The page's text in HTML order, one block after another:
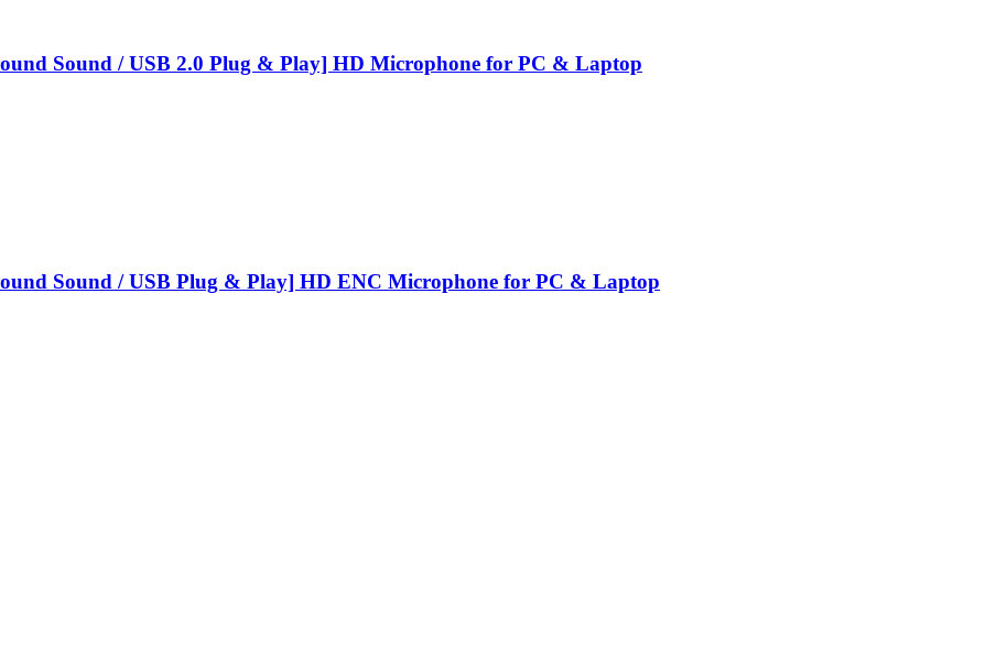
Sound / USB 2.0 Plug & Play] HD Microphone for PC & Laptop
Sound / USB Plug & Play] HD ENC Microphone for PC & Laptop